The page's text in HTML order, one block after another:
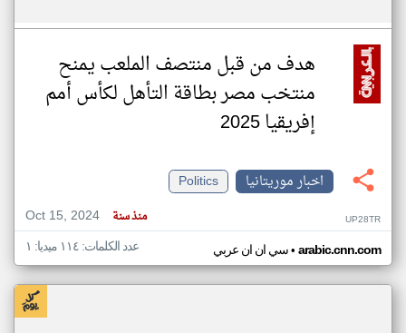
هدف من قبل منتصف الملعب يمنح
منتخب مصر بطاقة التأهل لكأس أمم
إفريقيا 2025
اخبار موريتانيا
Politics
Oct 15, 2024
منذ سنة UP28TR
سي ان ان عربي• arabic.cnn.com عدد الكلمات: ١١٤ ميديا: ١